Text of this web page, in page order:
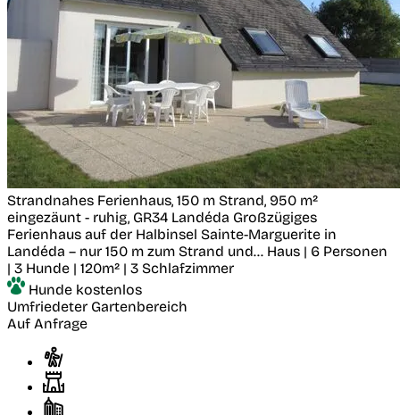
Strandnahes Ferienhaus, 150 m Strand, 950 m²
eingezäunt - ruhig, GR34 Landéda Großzügiges
Ferienhaus auf der Halbinsel Sainte-Marguerite in
Landéda – nur 150 m zum Strand und... Haus | 6 Personen
| 3 Hunde | 120m² | 3 Schlafzimmer
Hunde kostenlos
Umfriedeter Gartenbereich
Auf Anfrage